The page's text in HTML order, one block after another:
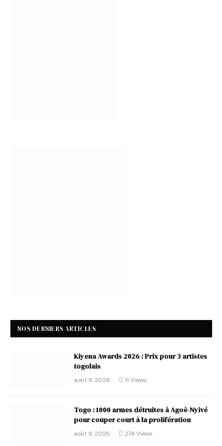
NOS DERNIERS ARTICLES
Kiyena Awards 2026 : Prix pour 3 artistes
togolais
août 9, 2026 11 Views
Togo : 1000 armes détruites à Agoè-Nyivé
pour couper court à la prolifération
août 9, 2026 274 Views